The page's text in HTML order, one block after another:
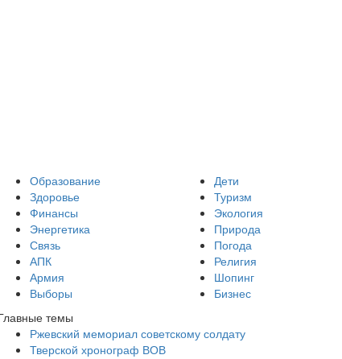
Образование
Здоровье
Финансы
Энергетика
Связь
АПК
Армия
Выборы
Дети
Туризм
Экология
Природа
Погода
Религия
Шопинг
Бизнес
темы
Ржевский мемориал советскому солдату
Тверской хронограф ВОВ